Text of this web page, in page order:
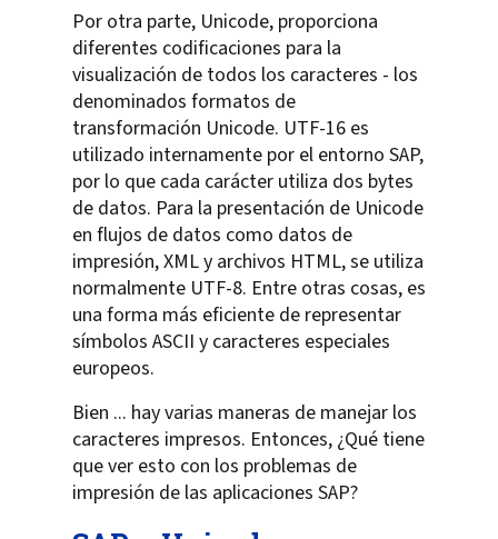
Por otra parte, Unicode, proporciona
diferentes codificaciones para la
visualización de todos los caracteres - los
denominados formatos de
transformación Unicode. UTF-16 es
utilizado internamente por el entorno SAP,
por lo que cada carácter utiliza dos bytes
de datos. Para la presentación de Unicode
en flujos de datos como datos de
impresión, XML y archivos HTML, se utiliza
normalmente UTF-8. Entre otras cosas, es
una forma más eficiente de representar
símbolos ASCII y caracteres especiales
europeos.
Bien ... hay varias maneras de manejar los
caracteres impresos. Entonces, ¿Qué tiene
que ver esto con los problemas de
impresión de las aplicaciones SAP?